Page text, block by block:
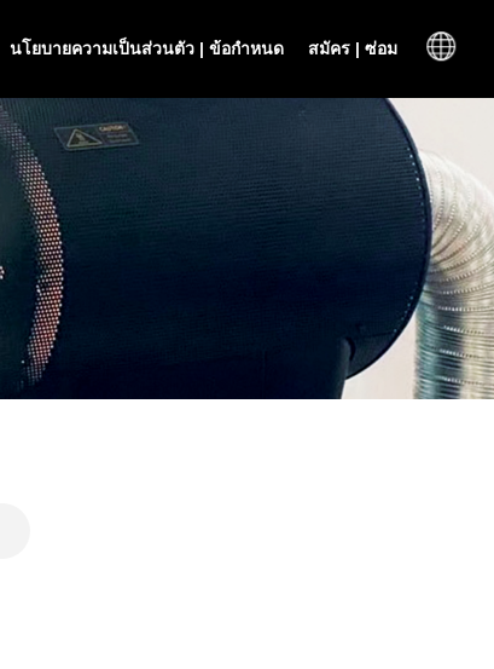
นโยบายความเป็นส่วนตัว | ข้อกำหนด สมัคร | ซ่อม